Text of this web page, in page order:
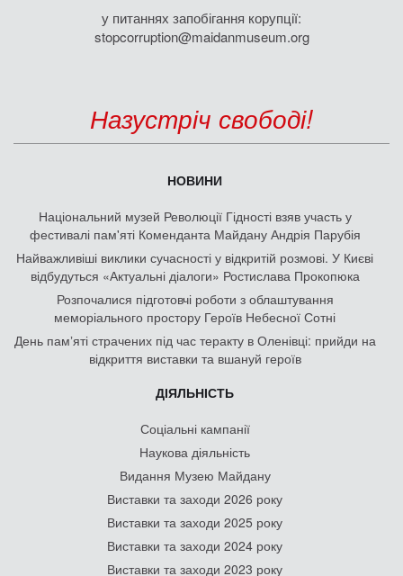
у питаннях запобігання корупції:
stopcorruption@maidanmuseum.org
Назустріч свободі!
НОВИНИ
Національний музей Революції Гідності взяв участь у
фестивалі пам'яті Коменданта Майдану Андрія Парубія
Найважливіші виклики сучасності у відкритій розмові. У Києві
відбудуться «Актуальні діалоги» Ростислава Прокопюка
Розпочалися підготовчі роботи з облаштування
меморіального простору Героїв Небесної Сотні
День памʼяті страчених під час теракту в Оленівці: прийди на
відкриття виставки та вшануй героїв
ДІЯЛЬНІСТЬ
Соціальні кампанії
Наукова діяльність
Видання Музею Майдану
Виставки та заходи 2026 року
Виставки та заходи 2025 року
Виставки та заходи 2024 року
Виставки та заходи 2023 року